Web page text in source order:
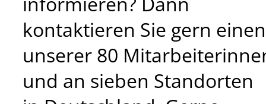
kontaktieren Sie gern einen
unserer 80
und an sieben Standorten